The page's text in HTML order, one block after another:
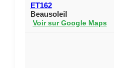
ET162
Beausoleil
Voir sur Google Maps